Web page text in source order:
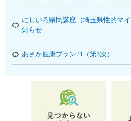
にじいろ県民講座（埼玉県性的マ
知らせ
あさか健康プラン21（第3次）